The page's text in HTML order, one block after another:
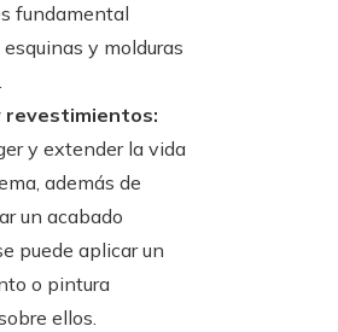
fundamental
y molduras
revestimientos:
y extender la vida
además de
un acabado
puede aplicar un
o pintura
ellos.